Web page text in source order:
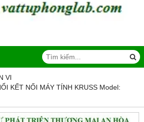
VI
KẾT NỐI MÁY TÍNH KRUSS Model: